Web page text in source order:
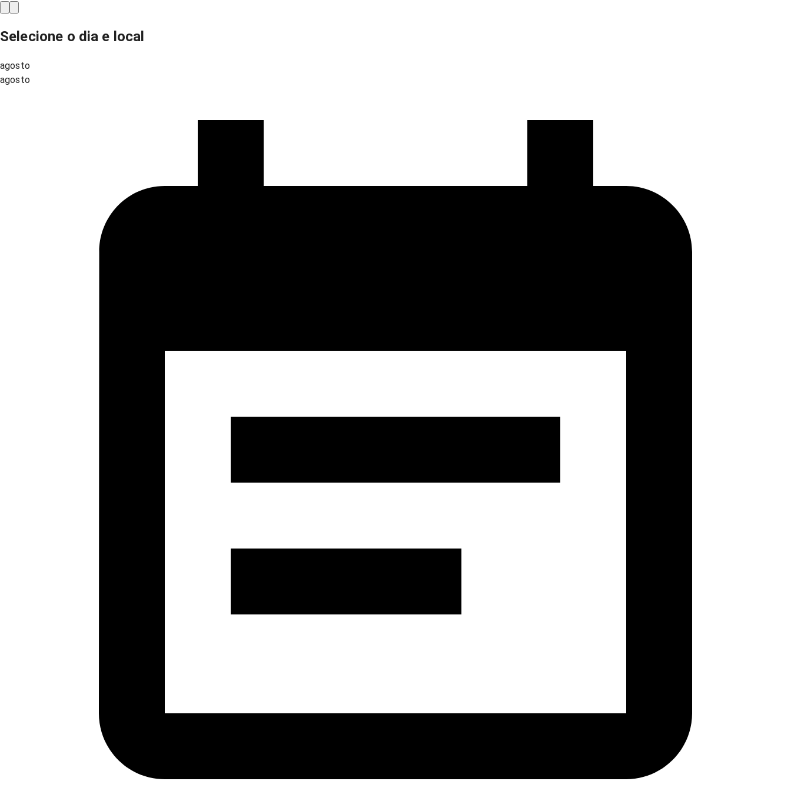
Selecione o dia e local
agosto
agosto